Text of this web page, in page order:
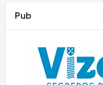
Pub